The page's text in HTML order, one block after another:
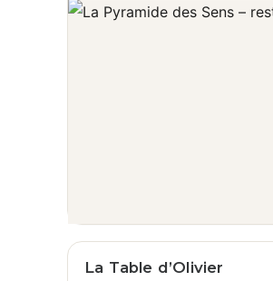
La Table d’Olivier